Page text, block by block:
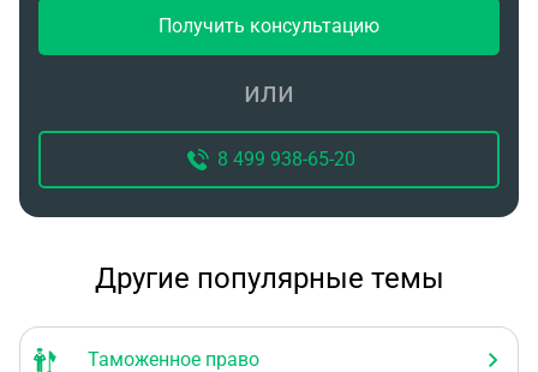
Получить консультацию
или
8 499 938-65-20
Другие популярные темы
Таможенное право